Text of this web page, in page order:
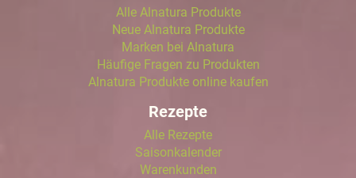
Alle Alnatura Produkte
Neue Alnatura Produkte
Marken bei Alnatura
Häufige Fragen zu Produkten
Alnatura Produkte online kaufen
Rezepte
Alle Rezepte
Saisonkalender
Warenkunden